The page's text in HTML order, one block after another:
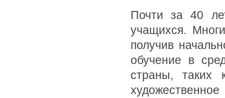
Почти за 40
учащихся.
получив
обучение в
страны, таких